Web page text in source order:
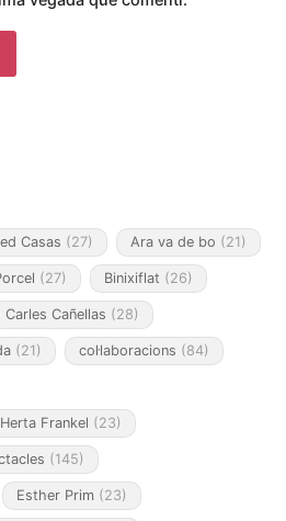
Casas (27) Ara va de bo (21)
(27) Binixiflat (26)
Carles Cañellas (28)
(21) col·laboracions (84)
Frankel (23)
(145)
Esther Prim (23)